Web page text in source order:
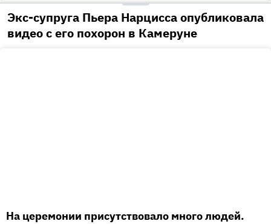
Экс-супруга Пьера Нарцисса опубликовала
видео с его похорон в Камеруне
На церемонии присутствовало много людей.